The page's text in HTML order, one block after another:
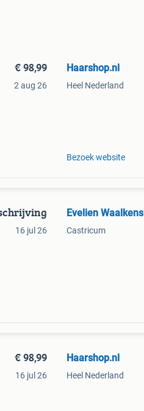
€ 98,99
2 aug 26
Haarshop.nl
Heel Nederland
Bezoek website
16 jul 26
Evelien Waalkens
Castricum
€ 98,99
16 jul 26
Haarshop.nl
Heel Nederland